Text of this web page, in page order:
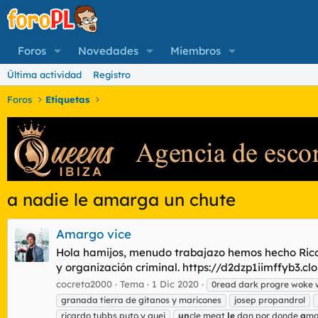
Foros Novedades Miembros
Última actividad Registro
Foros Etiquetas
a nadie le amarga un chute
Amargo vice
Hola hamijos, menudo trabajazo hemos hecho
y organización criminal. https://
cocreta2000 Tema 1 Dic 2020
0read dark progre woke
granada tierra de gitanos y maricones
josep propandrol
ricardo tubbs puto y guei
uncle meat le dan por donde a